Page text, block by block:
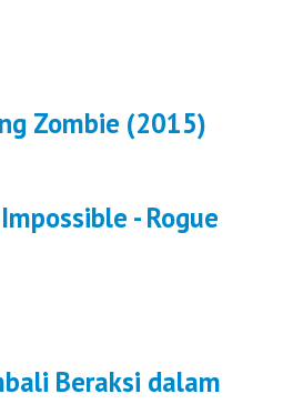
Zombie (2015)
- Rogue
Beraksi dalam